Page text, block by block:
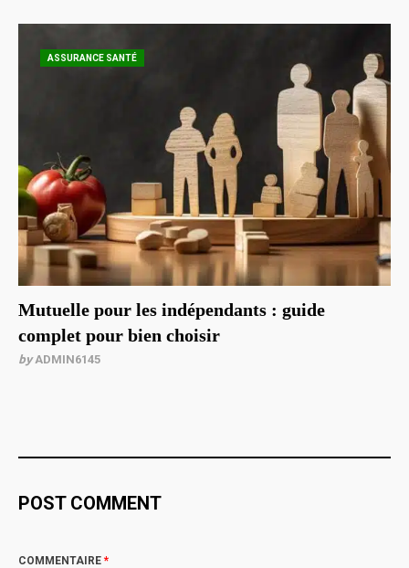
ASSURANCE SANTÉ
Mutuelle pour les indépendants : guide
complet pour bien choisir
byADMIN6145
POST COMMENT
COMMENTAIRE *